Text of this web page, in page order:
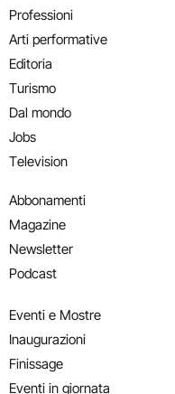
Professioni
Arti performative
Editoria
Turismo
Dal mondo
Jobs
Television
Abbonamenti
Magazine
Newsletter
Podcast
Eventi e Mostre
Inaugurazioni
Finissage
Eventi in giornata